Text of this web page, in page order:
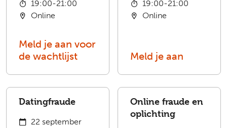
19:00-21:00
Online
Meld je aan voor
de wachtlijst
19:00-21:00
Online
Meld je aan
Datingfraude
22 september
Online fraude en
oplichting